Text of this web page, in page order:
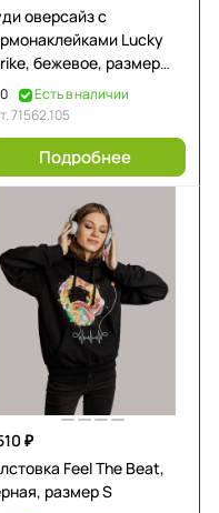
оверсайз с
Lucky
бежевое, размер
ХХL
0
Есть в наличии
71562.105
Подробнее
₽
Feel The Beat,
размер S